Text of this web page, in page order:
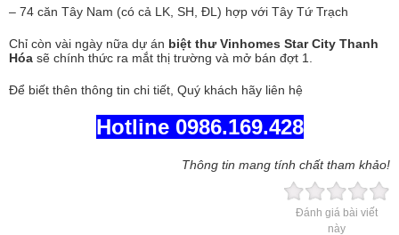
– 74 căn Tây Nam (có cả LK, SH, ĐL) hợp với Tây Tứ Trạch
Chỉ còn vài ngày nữa dự án biệt thư Vinhomes Star City Thanh
Hóa sẽ chính thức ra mắt thị trường và mở bán đợt 1.
Để biết thên thông tin chi tiết, Quý khách hãy liên hệ
Hotline 0986.169.428
Thông tin mang tính chất tham khảo!
Đánh giá bài viết
này